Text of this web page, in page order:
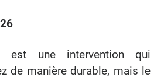
est une intervention qui
de manière durable, mais le